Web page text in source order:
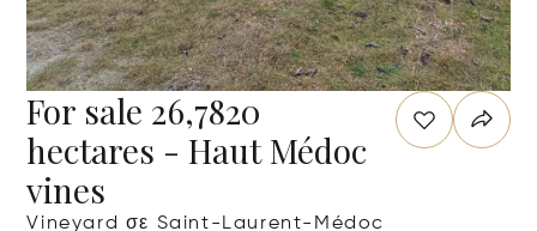
For sale 26,7820
hectares - Haut Médoc
vines
Vineyard σε Saint-Laurent-Médoc